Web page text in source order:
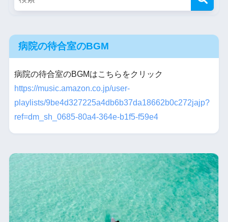
病院の待合室のBGM
病院の待合室のBGMはこちらをクリック
https://music.amazon.co.jp/user-
playlists/9be4d327225a4db6b37da18662b0c272jajp?
ref=dm_sh_0685-80a4-364e-b1f5-f59e4